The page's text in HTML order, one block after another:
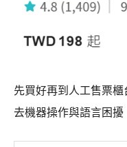
先買好再到人工售票
去機器操作與語言困擾